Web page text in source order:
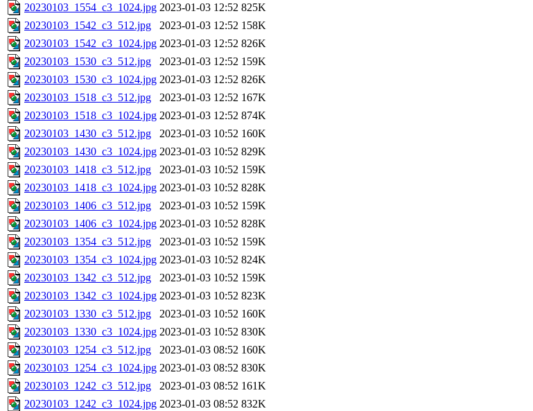
20230103_1554_c3_1024.jpg 2023-01-03 12:52 825K
20230103_1542_c3_512.jpg
2023-01-03 12:52 158K
20230103_1542_c3_1024.jpg 2023-01-03 12:52 826K
20230103_1530_c3_512.jpg
2023-01-03 12:52 159K
20230103_1530_c3_1024.jpg 2023-01-03 12:52 826K
20230103_1518_c3_512.jpg
2023-01-03 12:52 167K
20230103_1518_c3_1024.jpg 2023-01-03 12:52 874K
20230103_1430_c3_512.jpg
2023-01-03 10:52 160K
20230103_1430_c3_1024.jpg 2023-01-03 10:52 829K
20230103_1418_c3_512.jpg
2023-01-03 10:52 159K
20230103_1418_c3_1024.jpg 2023-01-03 10:52 828K
20230103_1406_c3_512.jpg
2023-01-03 10:52 159K
20230103_1406_c3_1024.jpg 2023-01-03 10:52 828K
20230103_1354_c3_512.jpg
2023-01-03 10:52 159K
20230103_1354_c3_1024.jpg 2023-01-03 10:52 824K
20230103_1342_c3_512.jpg
2023-01-03 10:52 159K
20230103_1342_c3_1024.jpg 2023-01-03 10:52 823K
20230103_1330_c3_512.jpg
2023-01-03 10:52 160K
20230103_1330_c3_1024.jpg 2023-01-03 10:52 830K
20230103_1254_c3_512.jpg
2023-01-03 08:52 160K
20230103_1254_c3_1024.jpg 2023-01-03 08:52 830K
20230103_1242_c3_512.jpg
2023-01-03 08:52 161K
20230103_1242_c3_1024.jpg 2023-01-03 08:52 832K